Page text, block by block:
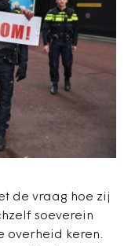
de vraag hoe zij
soeverein
overheid keren.